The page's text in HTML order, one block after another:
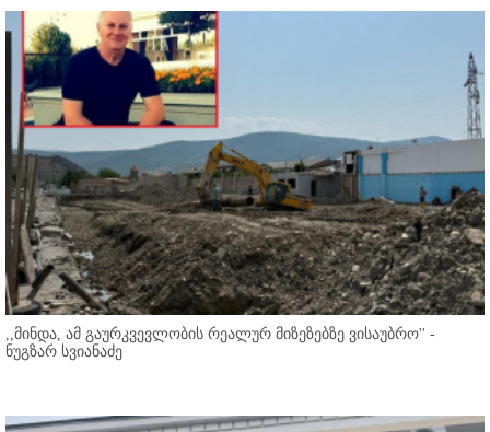
,,მინდა, ამ გაურკვევლობის რეალურ მიზეზებზე ვისაუბრო'' -
ნუგზარ სვიანაძე